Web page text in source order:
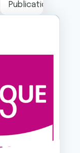
Publication des